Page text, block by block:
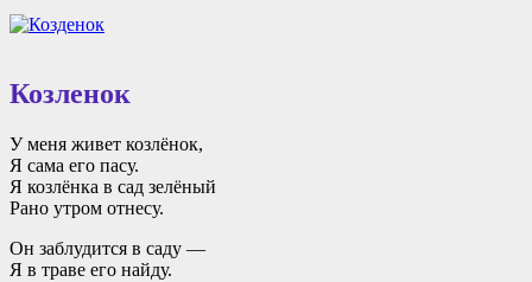
Козленок
У меня живет козлёнок,
Я сама его пасу.
Я козлёнка в сад зелёный
Рано утром отнесу.
Он заблудится в саду —
Я в траве его найду.